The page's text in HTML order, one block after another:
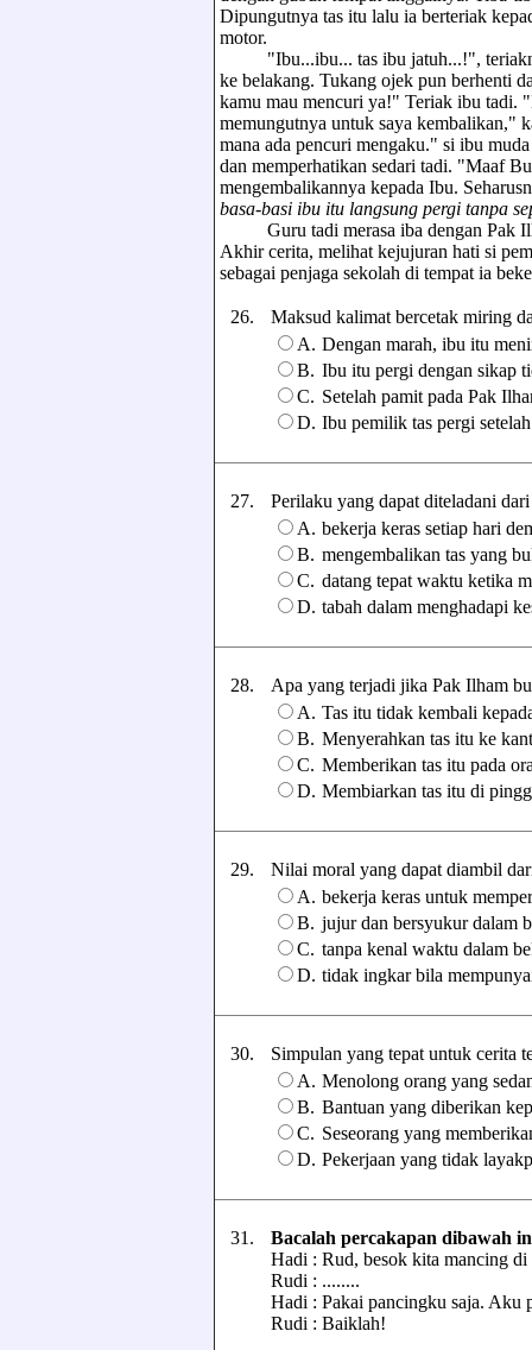
Dipungutnya tas itu lalu ia berteriak
motor.
"Ibu...ibu... tas ibu jatuh...!",
ke belakang. Tukang ojek pun berhenti
kamu mau mencuri ya!" Teriak ibu tadi.
memungutnya untuk saya kembalikan,"
mana ada pencuri mengaku." si ibu
dan memperhatikan sedari tadi. "Maaf
mengembalikannya kepada Ibu.
basa-basi ibu itu langsung pergi tanpa
Guru tadi merasa iba dengan Pak
Akhir cerita, melihat kejujuran hati si
sebagai penjaga sekolah di tempat ia
26.
Maksud kalimat bercetak miring
A. Dengan marah, ibu itu
B. Ibu itu pergi dengan sikap
C. Setelah pamit pada Pak
D. Ibu pemilik tas pergi
27.
Perilaku yang dapat diteladani
A. bekerja keras setiap hari
B. mengembalikan tas yang
C. datang tepat waktu ketika
D. tabah dalam menghadapi
28.
Apa yang terjadi jika Pak Ilham
A. Tas itu tidak kembali
B. Menyerahkan tas itu ke
C. Memberikan tas itu pada
D. Membiarkan tas itu di
29.
Nilai moral yang dapat diambil
A. bekerja keras untuk
B. jujur dan bersyukur dalam
C. tanpa kenal waktu dalam
D. tidak ingkar bila
30.
Simpulan yang tepat untuk cerita
A. Menolong orang yang
B. Bantuan yang diberikan
C. Seseorang yang
D. Pekerjaan yang tidak
31.
Bacalah percakapan dibawah
Hadi : Rud, besok kita mancing
Rudi : ........
Hadi : Pakai pancingku saja. Aku
Rudi : Baiklah!